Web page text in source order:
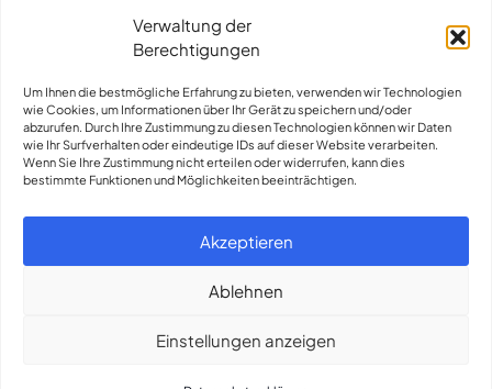
Verwaltung der
Berechtigungen
Um Ihnen die bestmögliche Erfahrung zu bieten, verwenden wir Technologien
wie Cookies, um Informationen über Ihr Gerät zu speichern und/oder
abzurufen. Durch Ihre Zustimmung zu diesen Technologien können wir Daten
wie Ihr Surfverhalten oder eindeutige IDs auf dieser Website verarbeiten.
Wenn Sie Ihre Zustimmung nicht erteilen oder widerrufen, kann dies
bestimmte Funktionen und Möglichkeiten beeinträchtigen.
Akzeptieren
Ablehnen
Einstellungen anzeigen
Rekrutierung für Festanstellungen und Zeitarbeit
Gesamtkompetenz in Sachen Talent & Einblicke